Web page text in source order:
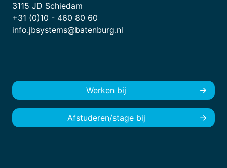
3115 JD Schiedam
+31 (0)10 - 460 80 60
info.jbsystems@batenburg.nl
Werken bij
Afstuderen/stage bij